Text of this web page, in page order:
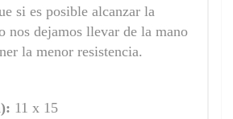
si es posible alcanzar la
nos dejamos llevar de la mano
la menor resistencia.
11 x 15